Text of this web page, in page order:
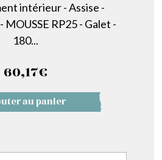
intérieur - Assise -
MOUSSE RP25 - Galet -
180...
60,17€
au panier